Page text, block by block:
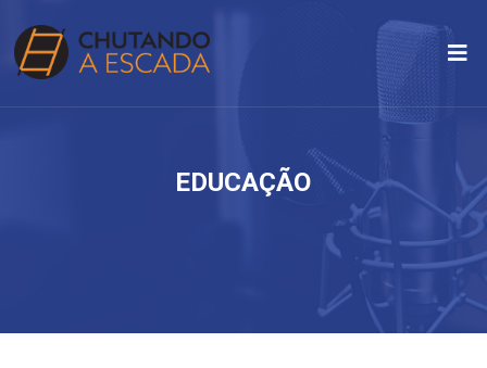
EDUCAÇÃO